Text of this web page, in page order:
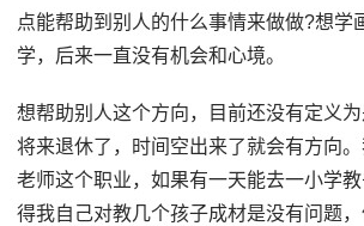
点能帮助到别人的什么事情来做做?想学
学，后来一直没有机会和心境。
想帮助别人这个方向，目前还没有定义
将来退休了，时间空出来了就会有方向
老师这个职业，如果有一天能去一小学
得我自己对教几个孩子成材是没有问题